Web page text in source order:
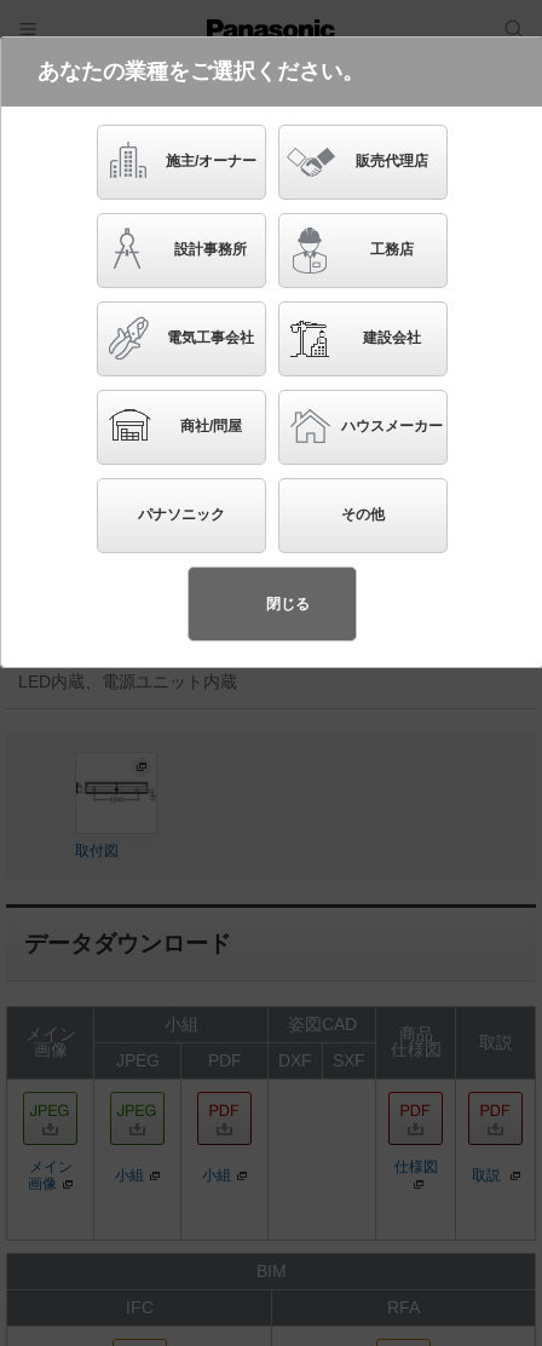
電気・建築設備（ビジネス）
フリーワード
品番・キーワード
かんたん照度計算
LGB81873 LB1
(代替品
天井直付型・壁直付型 LED（温白色） ラインブラケ
ット 美ルック・拡散タイプ 調光タイプ（ライコン別
売）／L1200タイプ HomeArchi（ホームアーキ） ブ
ラケットタイプ 直管形蛍光灯FLR40形1灯器具相当
LED内蔵、電源ユニット内蔵
取付図
データダウンロード
メイン
画像
小組 姿図CAD
商品
仕様図
取説
JPEG
PDF DXF SXF
メイン
画像
小組 小組 仕様図 取説
BIM
IFC
RFA
あなたの業種をご選択ください。
施主/オーナー 販売代理店
設計事務所 工務店
電気工事会社 建設会社
商社/問屋 ハウスメーカー
パナソニック その他
閉じる